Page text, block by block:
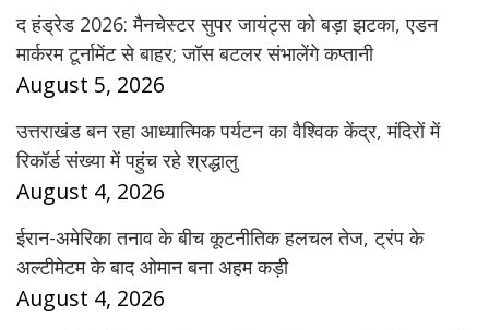
द हंड्रेड 2026: मैनचेस्टर सुपर जायंट्स को बड़ा झटका, एडन
मार्करम टूर्नामेंट से बाहर; जॉस बटलर संभालेंगे कप्तानी
August 5, 2026
उत्तराखंड बन रहा आध्यात्मिक पर्यटन का वैश्विक केंद्र, मंदिरों में
रिकॉर्ड संख्या में पहुंच रहे श्रद्धालु
August 4, 2026
ईरान-अमेरिका तनाव के बीच कूटनीतिक हलचल तेज, ट्रंप के
अल्टीमेटम के बाद ओमान बना अहम कड़ी
August 4, 2026